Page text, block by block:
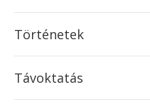
Történetek
Távoktatás